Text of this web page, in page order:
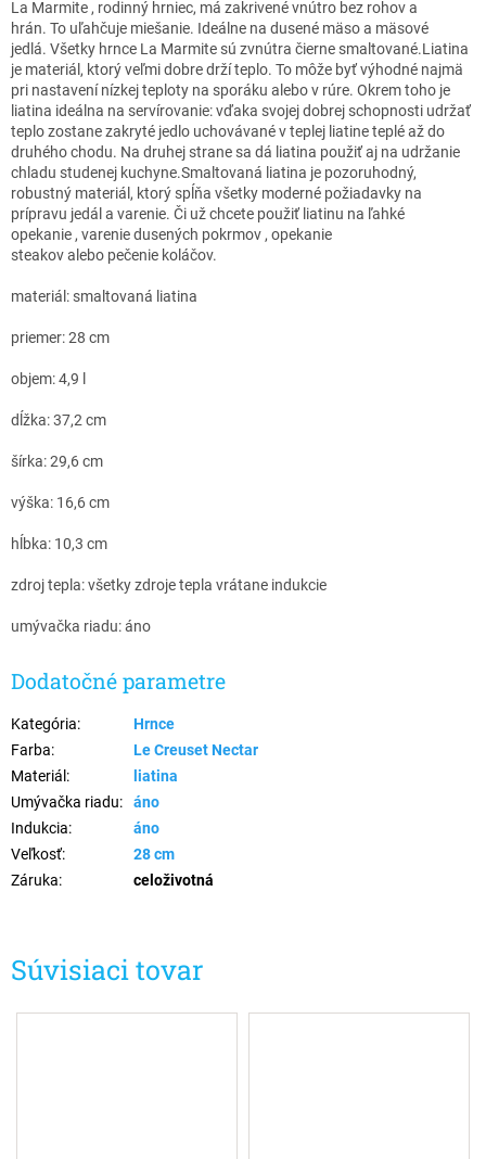
Súvisiaci tovar
La Marmite , rodinný hrniec, má zakrivené vnútro bez rohov a
hrán. To uľahčuje miešanie. Ideálne na dusené mäso a mäsové
jedlá. Všetky hrnce La Marmite sú zvnútra čierne smaltované.Liatina
je materiál, ktorý veľmi dobre drží teplo. To môže byť výhodné najmä
pri nastavení nízkej teploty na sporáku alebo v rúre. Okrem toho je
liatina ideálna na servírovanie: vďaka svojej dobrej schopnosti udržať
teplo zostane zakryté jedlo uchovávané v teplej liatine teplé až do
druhého chodu. Na druhej strane sa dá liatina použiť aj na udržanie
chladu studenej kuchyne.Smaltovaná liatina je pozoruhodný,
robustný materiál, ktorý spĺňa všetky moderné požiadavky na
prípravu jedál a varenie. Či už chcete použiť liatinu na ľahké
opekanie , varenie dusených pokrmov , opekanie
steakov alebo pečenie koláčov.
materiál: smaltovaná liatina
priemer: 28 cm
objem: 4,9 l
dĺžka: 37,2 cm
šírka: 29,6 cm
výška: 16,6 cm
hĺbka: 10,3 cm
zdroj tepla: všetky zdroje tepla vrátane indukcie
umývačka riadu: áno
Dodatočné parametre
Kategória:
Hrnce
Farba:
Le Creuset Nectar
Materiál :
liatina
Umývačka riadu:
áno
Indukcia:
áno
Veľkosť:
28 cm
Záruka: celoživotná